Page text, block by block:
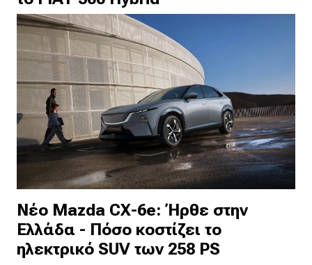
Νέο Mazda CX-6e: Ήρθε στην
Ελλάδα - Πόσο κοστίζει το
ηλεκτρικό SUV των 258 PS